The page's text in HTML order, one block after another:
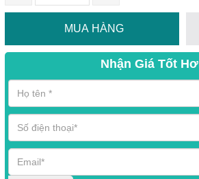
MUA HÀNG
Nhận Giá Tốt